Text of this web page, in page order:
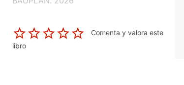
Comenta y valora este
libro